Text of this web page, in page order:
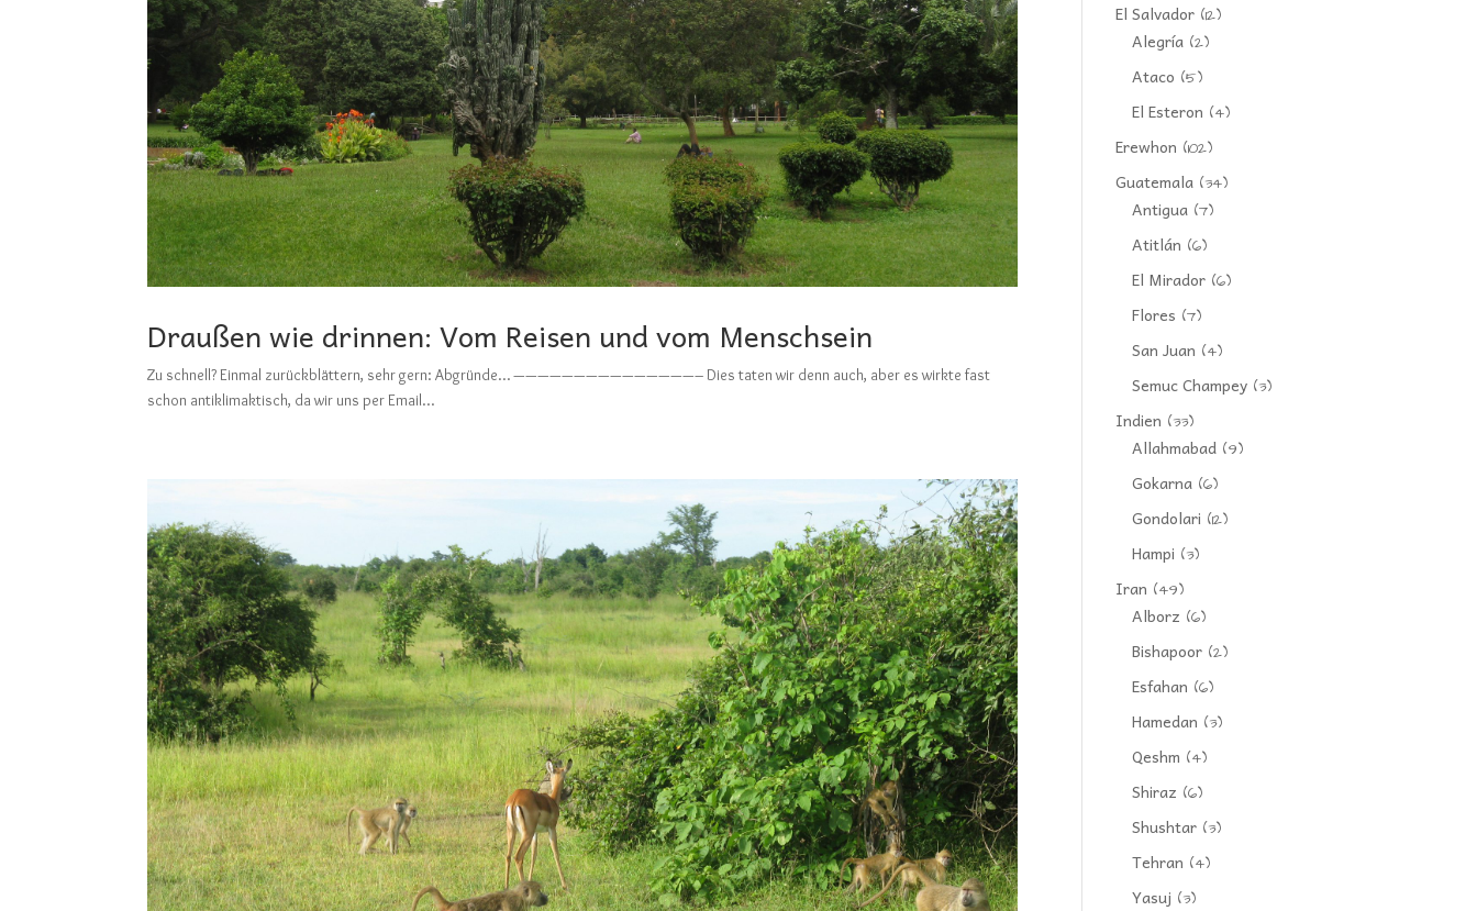
Draußen wie drinnen: Vom Reisen und vom Menschsein
Zu schnell? Einmal zurückblättern, sehr gern: Abgründe… ———————————————– Dies taten wir denn auch, aber es wirkte fast
schon antiklimaktisch, da wir uns per Email...
El Salvador (12)
Alegría (2)
Ataco (5)
El Esteron (4)
Erewhon (102)
Guatemala (34)
Antigua (7)
Atitlán (6)
El Mirador (6)
Flores (7)
San Juan (4)
Semuc Champey (3)
Indien (33)
Allahmabad (9)
Gokarna (6)
Gondolari (12)
Hampi (3)
Iran (49)
Alborz (6)
Bishapoor (2)
Esfahan (6)
Hamedan (3)
Qeshm (4)
Shiraz (6)
Shushtar (3)
Tehran (4)
Yasuj (3)